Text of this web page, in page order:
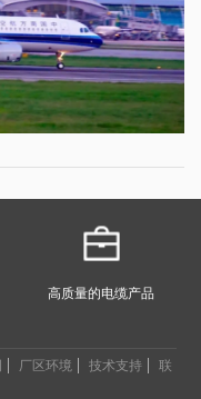
高质量的电缆产品
厂区环境 技术支持
联